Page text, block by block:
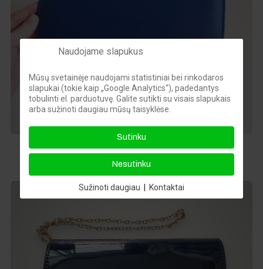
Matinė mėlyna delninė
16,00 €
Naudojame slapukus
Mūsų svetainėje naudojami statistiniai bei rinkodaros
slapukai (tokie kaip „Google Analytics“), padedantys
tobulinti el. parduotuvę. Galite sutikti su visais slapukais
arba sužinoti daugiau mūsų taisyklėse.
Sutinku
Nesutinku
Sužinoti daugiau | Kontaktai